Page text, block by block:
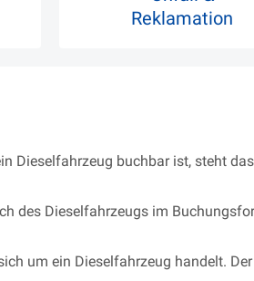
Reklamation
Dieselfahrzeug buchbar ist, steht
des Dieselfahrzeugs im
um ein Dieselfahrzeug handelt.